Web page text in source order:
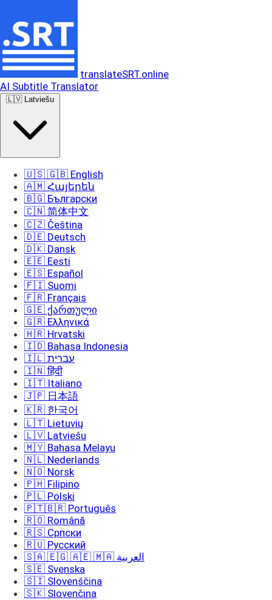
translateSRT.online
AI Subtitle Translator
🇱🇻 Latviešu
🇺🇸 🇬🇧 English
🇦🇲 Հայերեն
🇧🇬 Български
🇨🇳 简体中文
🇨🇿 Čeština
🇩🇪 Deutsch
🇩🇰 Dansk
🇪🇪 Eesti
🇪🇸 Español
🇫🇮 Suomi
🇫🇷 Français
🇬🇪 ქართული
🇬🇷 Ελληνικά
🇭🇷 Hrvatski
🇮🇩 Bahasa Indonesia
🇮🇱 עברית
🇮🇳 हिंदी
🇮🇹 Italiano
🇯🇵 日本語
🇰🇷 한국어
🇱🇹 Lietuvių
🇱🇻 Latviešu
🇲🇾 Bahasa Melayu
🇳🇱 Nederlands
🇳🇴 Norsk
🇵🇭 Filipino
🇵🇱 Polski
🇵🇹🇧🇷 Português
🇷🇴 Română
🇷🇸 Српски
🇷🇺 Русский
🇸🇦 🇪🇬 🇦🇪 🇲🇦 العربية
🇸🇪 Svenska
🇸🇮 Slovenščina
🇸🇰 Slovenčina